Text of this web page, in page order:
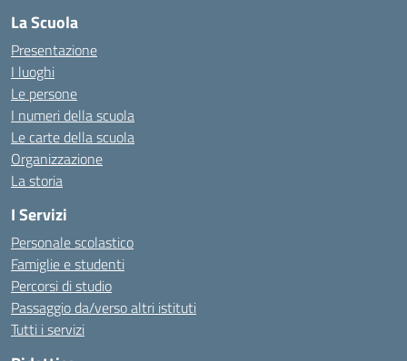
La Scuola
Presentazione
I luoghi
Le persone
I numeri della scuola
Le carte della scuola
Organizzazione
La storia
I Servizi
Personale scolastico
Famiglie e studenti
Percorsi di studio
Passaggio da/verso altri istituti
Tutti i servizi